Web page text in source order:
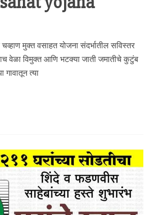
मुक्त वसाहत योजना संदर्भातील सविस्तर
वेळा विमुक्त आणि भटक्या जाती जमातीचे कुटुंब
गावातून त्या